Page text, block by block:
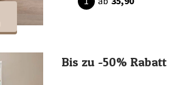
Bis zu -50% Rabatt